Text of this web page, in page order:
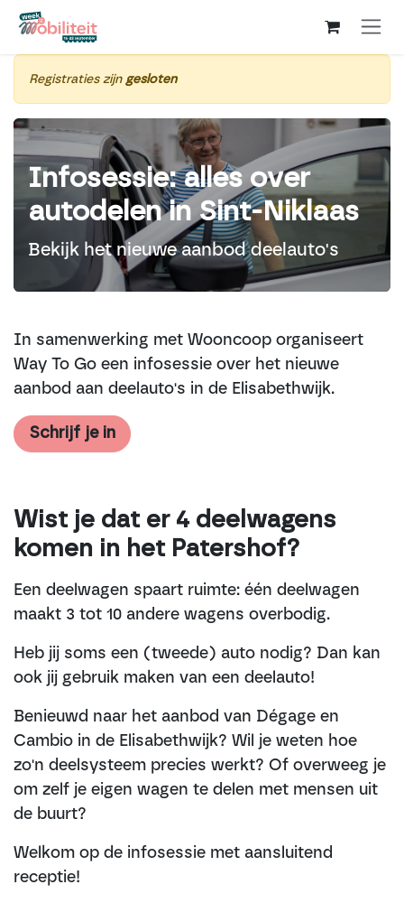
Overslaan naar inhoud
Registraties zijngesloten
Infosessie: alles over
autodelen in Sint-Niklaas
Bekijk het nieuwe aanbod deelauto's
In samenwerking met Wooncoop organiseert
Way To Go een infosessie over het nieuwe
aanbod aan deelauto's in de Elisabethwijk.
Schrijf je in
Wist je dat er 4 deelwagens
komen in het Patershof?
Een deelwagen spaart ruimte: één deelwagen
maakt 3 tot 10 andere wagens overbodig.​
Heb jij soms een (tweede) auto nodig? Dan kan
ook jij gebruik maken van een deelauto!​
Benieuwd naar het aanbod van Dégage en
Cambio in de Elisabethwijk? Wil je weten hoe
zo'n deelsysteem precies werkt? ​Of overweeg je
om zelf je eigen wagen te delen met mensen uit
de buurt?
Welkom op de infosessie met aansluitend
receptie!